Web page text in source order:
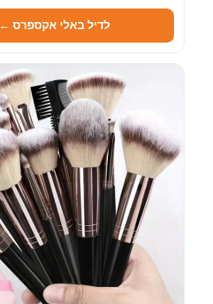
לדיל באלי אקספרס ←